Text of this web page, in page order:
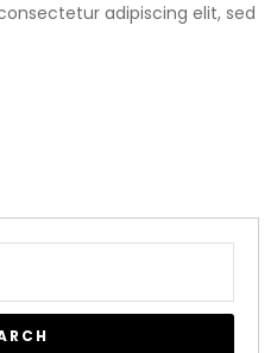
adipiscing elit, sed